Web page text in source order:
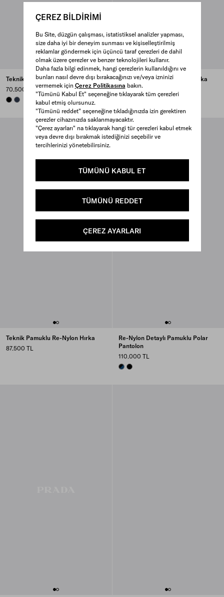
ÇEREZ BİLDİRİMİ
Bu Site, düzgün çalışması, istatistiksel analizler yapması,
size daha iyi bir deneyim sunması ve kişiselleştirilmiş
reklamlar göndermek için üçüncü taraf çerezleri de dahil
olmak üzere çerezler ve benzer teknolojileri kullanır.
Daha fazla bilgi edinmek, hangi çerezlerin kullanıldığını ve
bunları nasıl devre dışı bırakacağınızı ve/veya izninizi
vermemek için Çerez Politikasına bakın.
"Tümünü Kabul Et" seçeneğine tıklayarak tüm çerezleri
kabul etmiş olursunuz.
"Tümünü reddet" seçeneğine tıkladığınızda izin gerektiren
çerezler cihazınızda saklanmayacaktır.
"Çerez ayarları" na tıklayarak hangi tür çerezleri kabul etmek
veya devre dışı bırakmak istediğinizi seçebilir ve
tercihlerinizi yönetebilirsiniz.
TÜMÜNÜ KABUL ET
TÜMÜNÜ REDDET
ÇEREZ AYARLARI
Teknik Pamuklu Sweatshirt
70.500 TL
BLACK
NAVY
Teknik Pamuklu Re-Nylon Hırka
87.500 TL
Teknik Pamuklu Re-Nylon Hırka
87.500 TL
Re-Nylon Detaylı Pamuklu Polar
Pantolon
110.000 TL
BLUE/BLACK
BLACK/BLACK